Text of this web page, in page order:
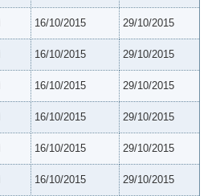
16/10/2015 29/10/2015
16/10/2015 29/10/2015
16/10/2015 29/10/2015
16/10/2015 29/10/2015
16/10/2015 29/10/2015
16/10/2015 29/10/2015